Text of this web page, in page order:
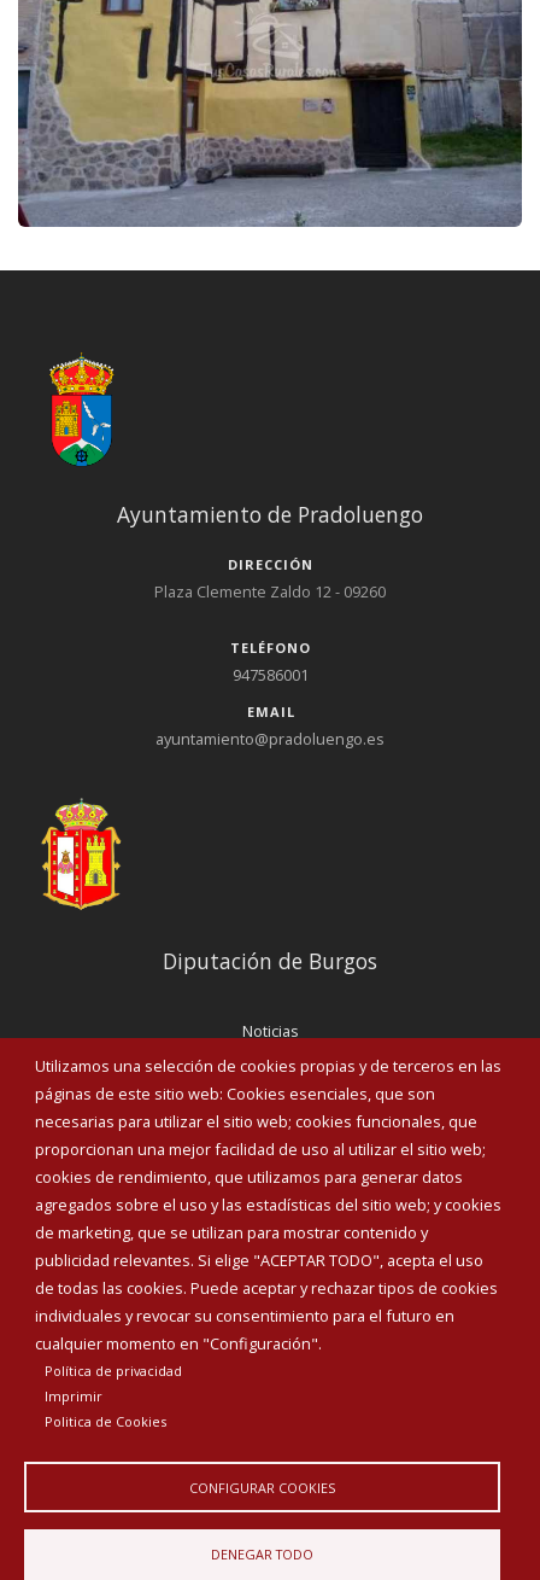
Utilizamos una selección de cookies propias y de terceros en las
páginas de este sitio web: Cookies esenciales, que son
necesarias para utilizar el sitio web; cookies funcionales, que
proporcionan una mejor facilidad de uso al utilizar el sitio web;
cookies de rendimiento, que utilizamos para generar datos
agregados sobre el uso y las estadísticas del sitio web; y cookies
de marketing, que se utilizan para mostrar contenido y
publicidad relevantes. Si elige "ACEPTAR TODO", acepta el uso
de todas las cookies. Puede aceptar y rechazar tipos de cookies
individuales y revocar su consentimiento para el futuro en
cualquier momento en "Configuración".
Política de privacidad
Imprimir
Politica de Cookies
CONFIGURAR COOKIES
DENEGAR TODO
Ayuntamiento de Pradoluengo
DIRECCIÓN
Plaza Clemente Zaldo 12 - 09260
TELÉFONO
947586001
EMAIL
ayuntamiento@pradoluengo.es
Diputación de Burgos
Noticias
Eventos
Corporación Municipal
Teléfonos de interés
INICIAR SESIÓN
MAPA WEB